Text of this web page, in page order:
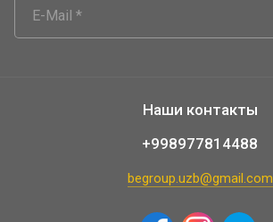
Наши контакты
+998977814488
begroup.uzb@gmail.com